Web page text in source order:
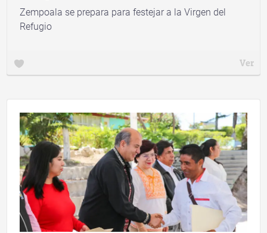
Zempoala se prepara para festejar a la Virgen del
Refugio
Ver